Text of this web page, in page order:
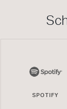
SPOTIFY